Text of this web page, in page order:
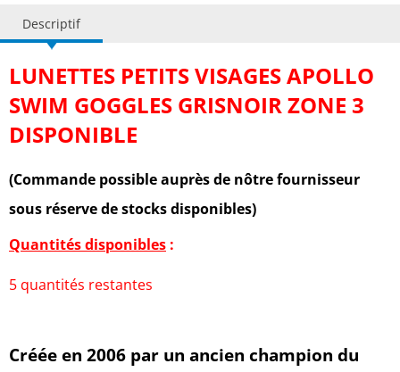
Descriptif
LUNETTES PETITS VISAGES APOLLO
SWIM GOGGLES GRISNOIR ZONE 3
DISPONIBLE
(Commande possible auprès de nôtre fournisseur
sous réserve de stocks disponibles)
Quantités disponibles :
5 quantités restantes
Créée en 2006 par un ancien champion du